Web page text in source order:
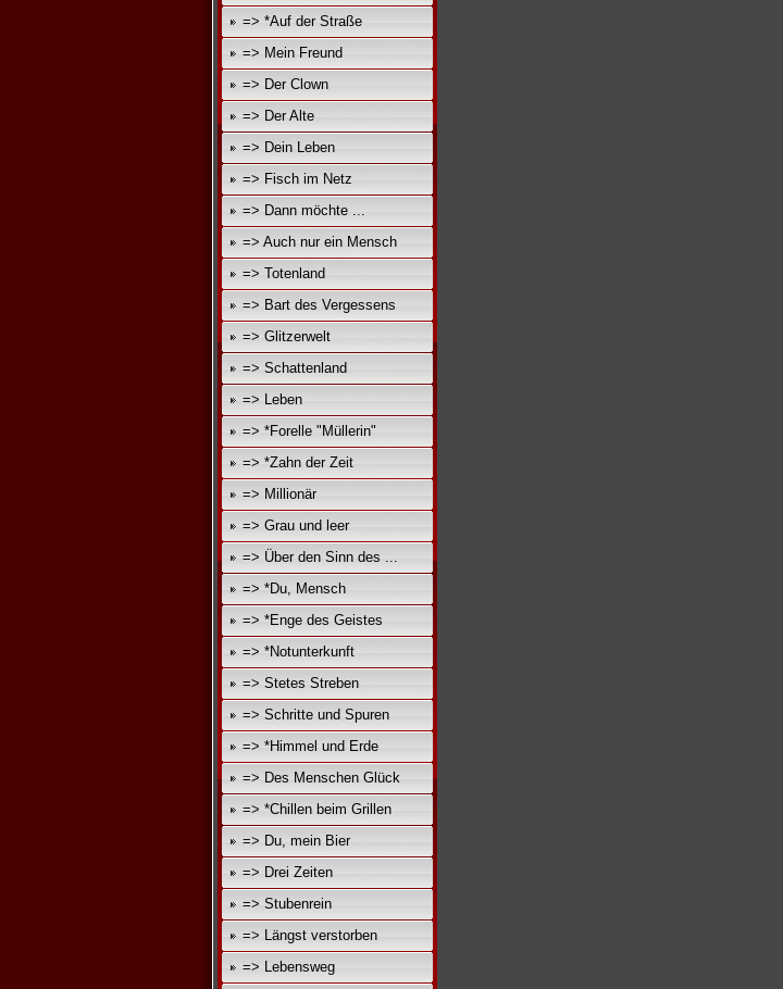
=> *Auf der Straße
=> Mein Freund
=> Der Clown
=> Der Alte
=> Dein Leben
=> Fisch im Netz
=> Dann möchte ...
=> Auch nur ein Mensch
=> Totenland
=> Bart des Vergessens
=> Glitzerwelt
=> Schattenland
=> Leben
=> *Forelle "Müllerin"
=> *Zahn der Zeit
=> Millionär
=> Grau und leer
=> Über den Sinn des ...
=> *Du, Mensch
=> *Enge des Geistes
=> *Notunterkunft
=> Stetes Streben
=> Schritte und Spuren
=> *Himmel und Erde
=> Des Menschen Glück
=> *Chillen beim Grillen
=> Du, mein Bier
=> Drei Zeiten
=> Stubenrein
=> Längst verstorben
=> Lebensweg